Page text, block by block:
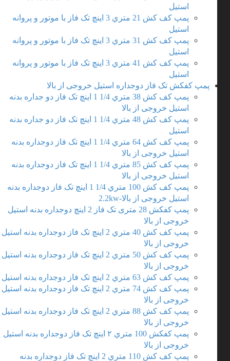
استیل
پمپ کف کش 21 متري 3 اینچ تک فاز با موتور و پروانه
استیل
پمپ کف کش 31 متري 3 اینچ تک فاز با موتور و پروانه
استیل
پمپ کف کش 41 متري 3 اینچ تک فاز با موتور و پروانه
استیل
پمپ کفکش تک فاز دوجداره استیل خروجی از بالا
پمپ کف کش 38 متري 1/4 1 اینچ تک فاز دو جداره بدنه
استیل خروجی از بالا
پمپ کف کش 48 متري 1/4 1 اینچ تک فاز دو جداره بدنه
استیل
پمپ کف کش 64 متري 1/4 1 اینچ تک فاز دوجداره بدنه
استیل خروجی از بالا
پمپ کف کش 85 متري 1/4 1 اینچ تک فاز دوجداره بدنه
استیل خروجی از بالا
پمپ کف کش 100 متري 1/4 1 اینچ تک فاز دوجداره بدنه
استیل خروجی از بالا-2.2kw
پمپ کفکش 28 متری تک فاز 2 اینچ دوجداره بدنه استیل
خروجی از بالا
پمپ کف کش 40 متري 2 اینچ تک فاز دوجداره بدنه استیل
خروجی از بالا
پمپ کف کش 50 متري 2 اینچ تک فاز دوجداره بدنه استیل
خروجی از بالا
پمپ کف کش 63 متري 2 اینچ تک فاز دوجداره بدنه استیل
پمپ کف کش 74 متري 2 اینچ تک فاز دوجداره بدنه استیل
خروجی از بالا
پمپ کف کش 88 متري 2 اینچ تک فاز دوجداره بدنه استیل
خروجی از بالا
پمپ کفکش 100 متري ۲ اینچ تک فاز دوجداره بدنه استیل
خروجی از بالا
پمپ کف کش 110 متري 2 اینچ تک فاز دوجداره بدنه